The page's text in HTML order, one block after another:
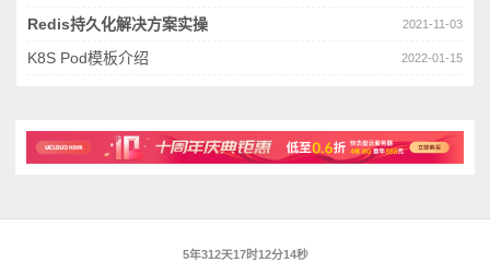
2021-11-03
Redis持久化解决方案实操
2022-01-15
K8S Pod模板介绍
5年312天17时12分14秒